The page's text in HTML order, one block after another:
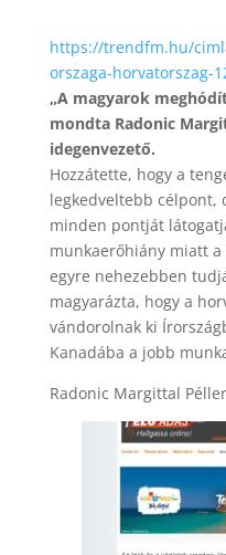
https://trendfm.hu/
orszaga-horvatorszag-
„A magyarok
mondta Radonic
idegenvezető.
Hozzátette, hogy a
legkedveltebb célpont,
minden pontját
munkaerőhiány miatt
egyre nehezebben
magyarázta, hogy a
vándorolnak ki
Kanadába a jobb
Radonic Margittal